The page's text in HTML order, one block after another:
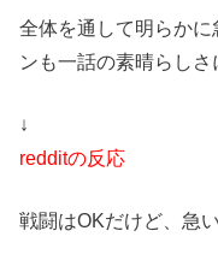
全体を通して明らか
ンも一話の素晴らしさ
↓
redditの反応
戦闘はOKだけど、急